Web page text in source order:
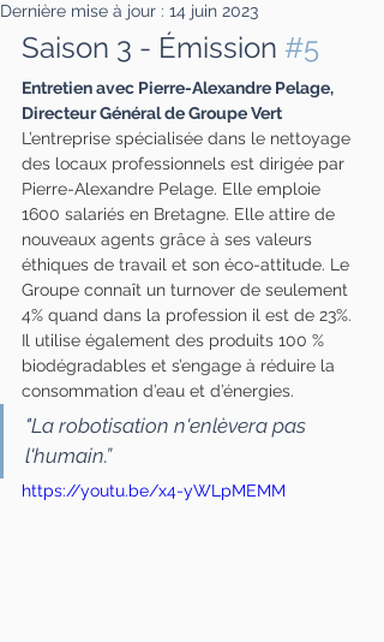
Dernière mise à jour : 14 juin 2023
Saison 3 - Émission #5
Entretien avec Pierre-Alexandre Pelage,
Directeur Général de Groupe Vert
L’entreprise spécialisée dans le nettoyage
des locaux professionnels est dirigée par
Pierre-Alexandre Pelage. Elle emploie
1600 salariés en Bretagne. Elle attire de
nouveaux agents grâce à ses valeurs
éthiques de travail et son éco-attitude. Le
Groupe connaît un turnover de seulement
4% quand dans la profession il est de 23%.
Il utilise également des produits 100 %
biodégradables et s’engage à réduire la
consommation d’eau et d’énergies.
"La robotisation n'enlèvera pas
l'humain.”
https://youtu.be/x4-yWLpMEMM